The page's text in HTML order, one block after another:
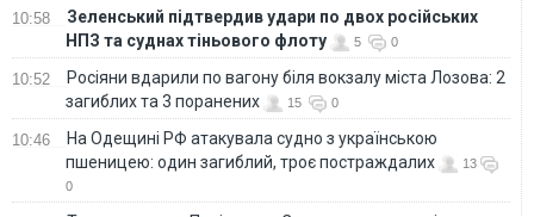
10:58
Зеленський підтвердив удари по двох російських
НПЗ та суднах тіньового флоту
5 0
10:52
Росіяни вдарили по вагону біля вокзалу міста Лозова: 2
загиблих та 3 поранених
15 0
10:46
На Одещині РФ атакувала судно з українською
пшеницею: один загиблий, троє постраждалих
13
0